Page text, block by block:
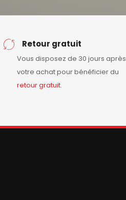
Retour gratuit
Vous disposez de 30 jours après
votre achat pour bénéficier du
retourgratuit.